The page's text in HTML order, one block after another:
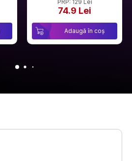
PRP: 129 Lei
74.9 Lei
Adaugă în coș